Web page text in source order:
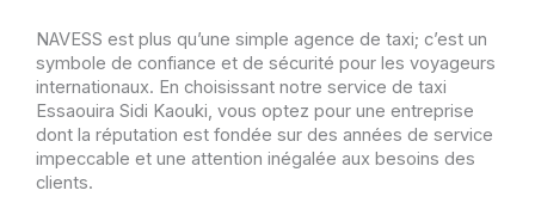
NAVESS est plus qu’une simple agence de taxi; c’est un
symbole de confiance et de sécurité pour les voyageurs
internationaux. En choisissant notre service de taxi
Essaouira Sidi Kaouki, vous optez pour une entreprise
dont la réputation est fondée sur des années de service
impeccable et une attention inégalée aux besoins des
clients.